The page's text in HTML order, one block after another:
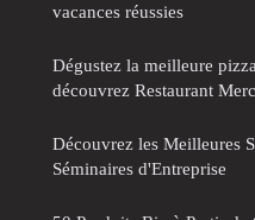
vacances réussies
Dégustez la meilleure
découvrez Restaurant
Découvrez les Meilleures
Séminaires d'Entreprise